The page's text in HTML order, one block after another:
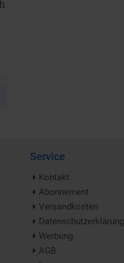
Service
Kontakt
Abonnement
Versandkosten
Datenschutzerklärung
Werbung
AGB